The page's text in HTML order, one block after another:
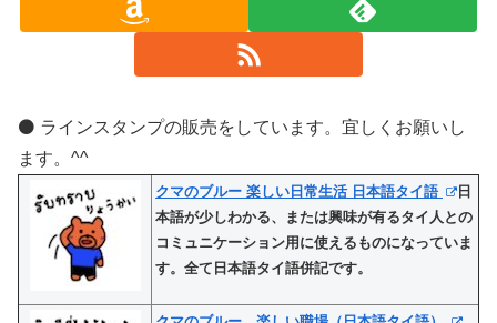
⚫️ ラインスタンプの販売をしています。宜しくお願いし
ます。^^
クマのブルー 楽しい日常生活 日本語タイ語
日
本語が少しわかる、または興味が有るタイ人との
コミュニケーション用に使えるものになっていま
す。全て日本語タイ語併記です。